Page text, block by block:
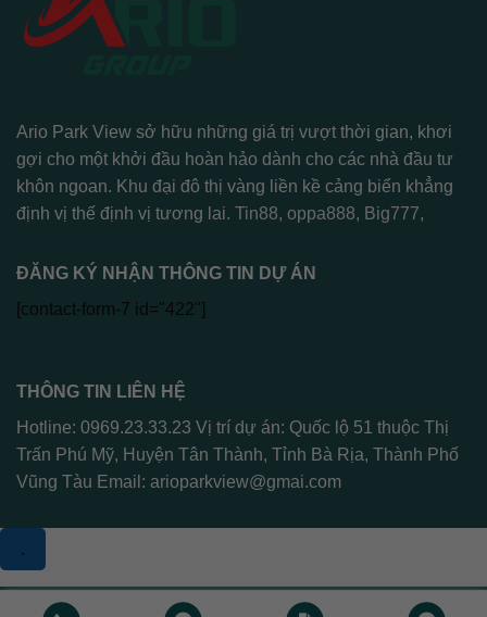
Ario Park View sở hữu những giá trị vượt thời gian, khơi
gợi cho một khởi đầu hoàn hảo dành cho các nhà đầu tư
khôn ngoan. Khu đại đô thị vàng liền kề cảng biển khẳng
định vị thế định vị tương lai. Tin88, oppa888, Big777,
ĐĂNG KÝ NHẬN THÔNG TIN DỰ ÁN
[contact-form-7 id="422"]
THÔNG TIN LIÊN HỆ
Hotline: 0969.23.33.23 Vị trí dự án: Quốc lộ 51 thuộc Thị
Trấn Phú Mỹ, Huyện Tân Thành, Tỉnh Bà Rịa, Thành Phố
Vũng Tàu Email: arioparkview@gmai.com
.